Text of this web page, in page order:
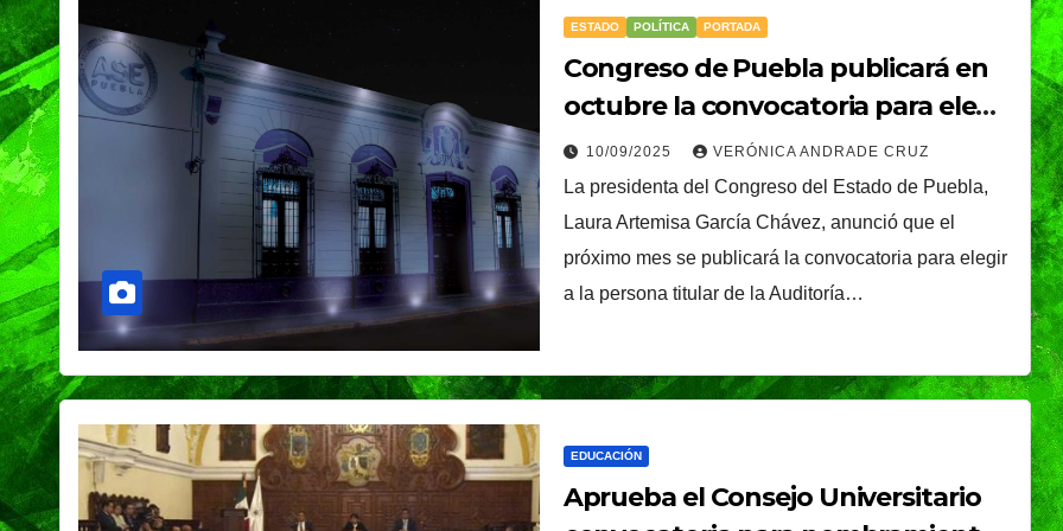
ESTADO POLÍTICA PORTADA
Congreso de Puebla publicará en
octubre la convocatoria para elegir
titular de la ASE
10/09/2025 VERÓNICA ANDRADE CRUZ
La presidenta del Congreso del Estado de Puebla,
Laura Artemisa García Chávez, anunció que el
próximo mes se publicará la convocatoria para elegir
a la persona titular de la Auditoría…
EDUCACIÓN
Aprueba el Consejo Universitario
Concluye Festival
Máster de Voleibol
Puebla Capital sigue
viviendo la pasión